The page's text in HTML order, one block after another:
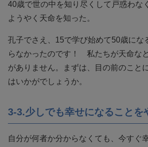
40歳で世の中を知り尽くして戸惑わな
ようやく天命を知った。
孔子でさえ、15で学び始めて50歳にな
らなかったのです！ 私たちが天命な
がありません。まずは、目の前のこと
はいかがでしょうか。
3-3.少しでも幸せになることを
自分が何者か分からなくても、今すぐ